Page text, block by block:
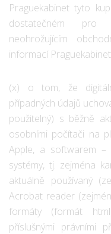
Praguekabinet tyto
dostatečném pro
neohrožujícím
informací
(x) o tom, že
případných údajů
použitelný) s běžně
osobními počítači na
Apple, a softwarem –
systémy, tj. zejména
aktuálně používaný
Acrobat reader
formáty (formát
příslušnými právními